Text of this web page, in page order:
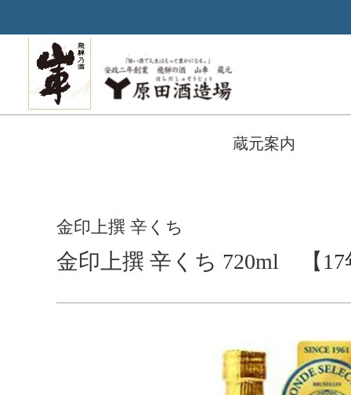
蔵元案内
金印上撰 辛くち
金印上撰 辛くち 720ml 【